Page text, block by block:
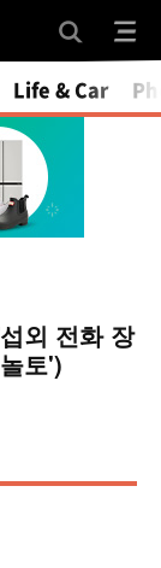
Mute
Life & Car
외 전화 장
토')